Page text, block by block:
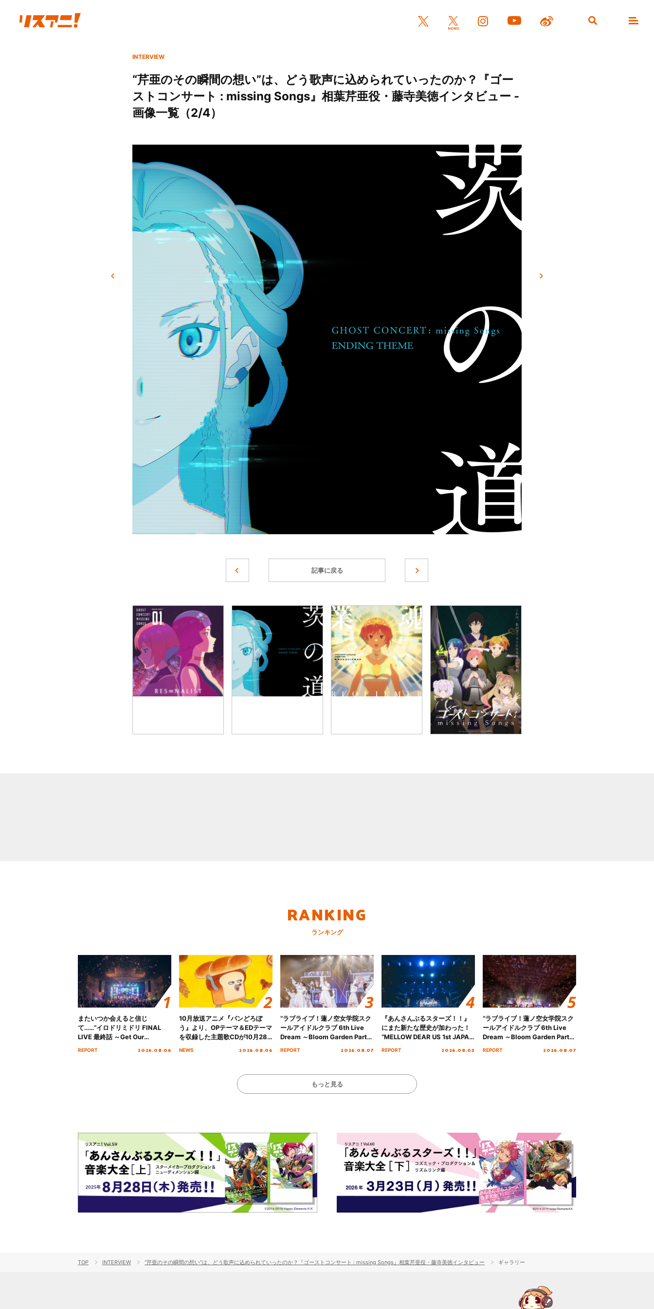
INTERVIEW
“芹亜のその瞬間の想い”は、どう歌声に込められていったのか？『ゴー
ストコンサート : missing Songs』相葉芹亜役・藤寺美徳インタビュー -
画像一覧（2/4）
記事に戻る
RANKING
ランキング
またいつか会えると信じ
て……“イロドリミドリ FINAL
LIVE 最終話 ～Get Our
REPORT 2026.08.06
10月放送アニメ『パンどろぼ
う』より、OPテーマ＆EDテーマ
を収録した主題歌CDが10月28
NEWS 2026.08.06
“ラブライブ！蓮ノ空女学院スク
ールアイドルクラブ 6th Live
Dream ～Bloom Garden Party
REPORT 2026.08.07
『あんさんぶるスターズ！！』
にまた新たな歴史が加わった！
“MELLOW DEAR US 1st JAPAN
REPORT 2026.08.03
“ラブライブ！蓮ノ空女学院スク
ールアイドルクラブ 6th Live
Dream ～Bloom Garden Party
REPORT 2026.08.07
もっと見る
TOP INTERVIEW “芹亜のその瞬間の想い”は、どう歌声に込められていったのか？『ゴーストコンサート : missing Songs』相葉芹亜役・藤寺美徳インタビュー ギャラリー